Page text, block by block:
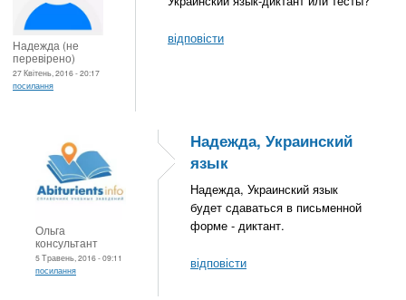
Надежда (не
перевірено)
27 Квітень, 2016 - 20:17
посилання
відповісти
Ольга
консультант
5 Травень, 2016 - 09:11
посилання
Надежда, Украинский
язык
Надежда, Украинский язык
будет сдаваться в письменной
форме - диктант.
відповісти